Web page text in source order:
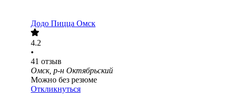
Додо Пицца Омск
4.2
•
41 отзыв
Омск, р-н Октябрьский
Можно без резюме
Откликнуться